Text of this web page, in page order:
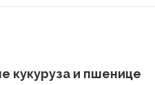
кукуруза и пшенице